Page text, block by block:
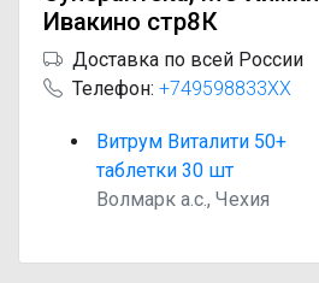
Ивакино стр8К
Доставка по всей России
Телефон: +749598833XX
Витрум Виталити 50+
таблетки 30 шт
Волмарк а.с., Чехия